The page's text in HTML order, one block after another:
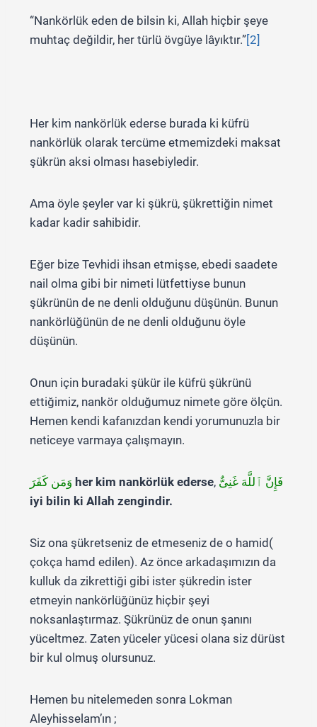
“Nankörlük eden de bilsin ki, Allah hiçbir şeye
muhtaç değildir, her türlü övgüye lâyıktır.”[2]
Her kim nankörlük ederse burada ki küfrü
nankörlük olarak tercüme etmemizdeki maksat
şükrün aksi olması hasebiyledir.
Ama öyle şeyler var ki şükrü, şükrettiğin nimet
kadar kadir sahibidir.
Eğer bize Tevhidi ihsan etmişse, ebedi saadete
nail olma gibi bir nimeti lütfettiyse bunun
şükrünün de ne denli olduğunu düşünün. Bunun
nankörlüğünün de ne denli olduğunu öyle
düşünün.
Onun için buradaki şükür ile küfrü şükrünü
ettiğimiz, nankör olduğumuz nimete göre ölçün.
Hemen kendi kafanızdan kendi yorumunuzla bir
neticeye varmaya çalışmayın.
وَمَن كَفَرَ her kim nankörlük ederse, فَإِنَّ ٱللَّهَ غَنِىٌّ
iyi bilin ki Allah zengindir.
Siz ona şükretseniz de etmeseniz de o hamid(
çokça hamd edilen). Az önce arkadaşımızın da
kulluk da zikrettiği gibi ister şükredin ister
etmeyin nankörlüğünüz hiçbir şeyi
noksanlaştırmaz. Şükrünüz de onun şanını
yüceltmez. Zaten yüceler yücesi olana siz dürüst
bir kul olmuş olursunuz.
Hemen bu nitelemeden sonra Lokman
Aleyhisselam’ın ;